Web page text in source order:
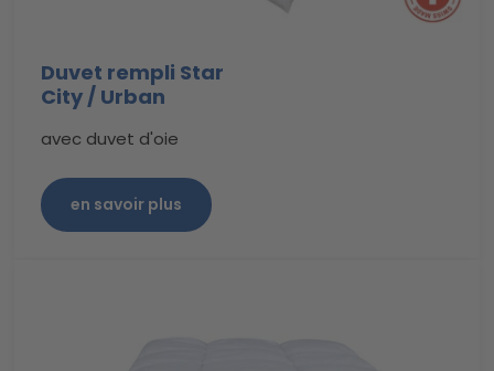
Duvet rempli Star
City / Urban
avec duvet d'oie
en savoir plus